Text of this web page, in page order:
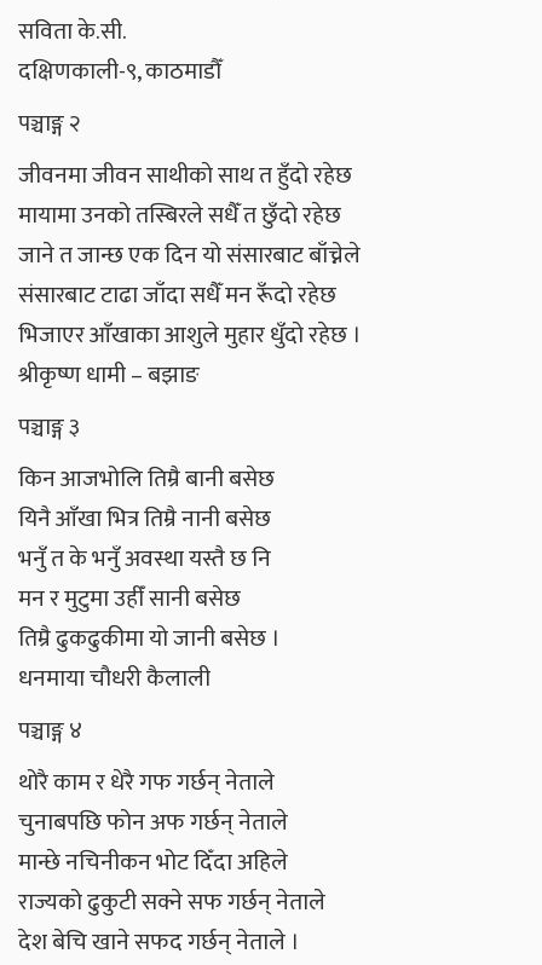
सविता के.सी.
दक्षिणकाली-९, काठमाडौँ
पञ्चाङ्ग २
जीवनमा जीवन साथीकाे साथ त हुँदाे रहेछ
मायामा उनको तस्बिरले सधैँ त छुँदाे रहेछ
जाने त जान्छ एक दिन यो संसारबाट बाँच्नेले
संसारबाट टाढा जाँदा सधैँ मन रूँदाे रहेछ
भिजाएर आँखाका आशुले मुहार धुँदाे रहेछ ।
श्रीकृष्ण धामी – बझाङ
पञ्चाङ्ग ३
किन आजभोलि तिम्रै बानी बसेछ
यिनै आँखा भित्र तिम्रै नानी बसेछ
भनुँ त के भनुँ अवस्था यस्तै छ नि
मन र मुटुमा उहीँ सानी बसेछ
तिम्रै ढुकढुकीमा यो जानी बसेछ ।
धनमाया चौधरी कैलाली
पञ्चाङ्ग ४
थोरै काम र धेरै गफ गर्छन् नेताले
चुनाबपछि फोन अफ गर्छन् नेताले
मान्छे नचिनीकन भोट दिँदा अहिले
राज्यको ढुकुटी सक्ने सफ गर्छन् नेताले
देश बेचि खाने सफद गर्छन् नेताले ।